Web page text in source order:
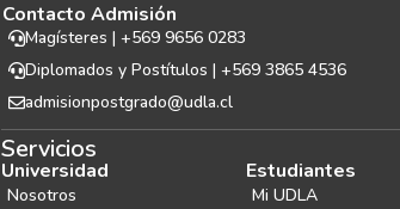
Contacto Admisión
Magísteres | +569 9656 0283
Diplomados y Postítulos | +569 3865 4536
admisionpostgrado@udla.cl
Servicios
Universidad
Nosotros
Estudiantes
Mi UDLA